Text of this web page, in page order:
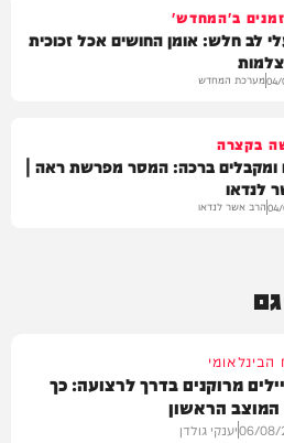
ב'המחדש'
לב חלש: אומן החושים אכל זכוכית
04/מערכת המחדש
בקצרה
ומקבלים ברכה: המסר מפרשת ראה |
לנדאו
הרב אשר לנדאו
הבינלאומי
חיילים מרוקנים בדרך לרצועה: כך
המוצב הראשון
06/08/יענקי גולדן